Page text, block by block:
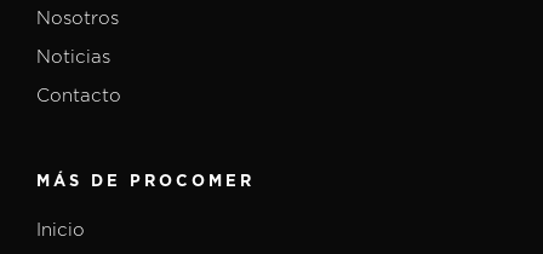
Nosotros
Noticias
Contacto
MÁS DE PROCOMER
Inicio